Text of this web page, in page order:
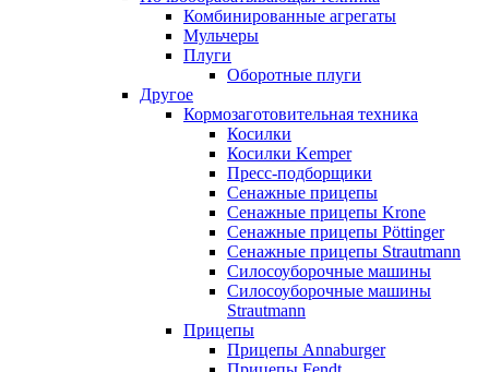
Комбинированные агрегаты
Мульчеры
Плуги
Оборотные плуги
Другое
Кормозаготовительная техника
Косилки
Косилки Kemper
Пресс-подборщики
Сенажные прицепы
Сенажные прицепы Krone
Сенажные прицепы Pöttinger
Сенажные прицепы Strautmann
Силосоуборочные машины
Силосоуборочные машины
Strautmann
Прицепы
Прицепы Annaburger